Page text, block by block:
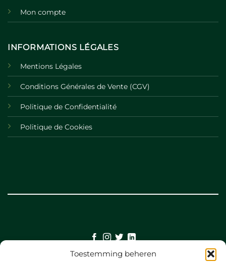
Toestemming beheren
Mon compte
INFORMATIONS LÉGALES
Mentions Légales
Conditions Générales de Vente (CGV)
Politique de Confidentialité
Politique de Cookies